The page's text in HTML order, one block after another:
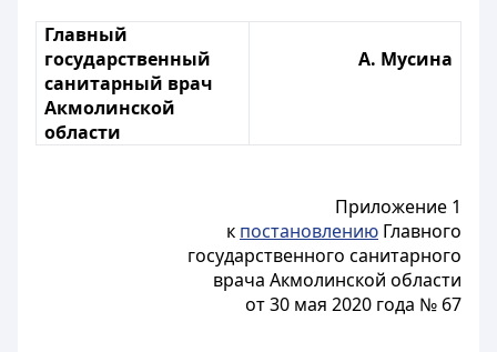
Главный
государственный
санитарный врач
Акмолинской
области
А. Мусина
Приложение 1
к постановлению Главного
государственного санитарного
врача Акмолинской области
от 30 мая 2020 года № 67